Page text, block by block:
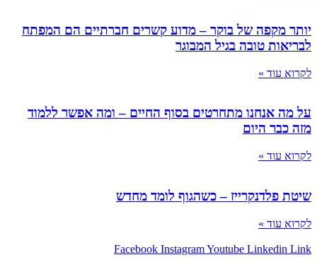
של בוקר – מדוע קשרים חברתיים הם המפתח
בגיל המבוגר
»
מתחרטים בסוף החיים – ומה אפשר ללמוד
»
– כשהגוף לומד מחדש
»
Facebook InstagramYoutube